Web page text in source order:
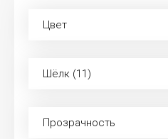
Цвет
Шёлк (11)
Прозрачность